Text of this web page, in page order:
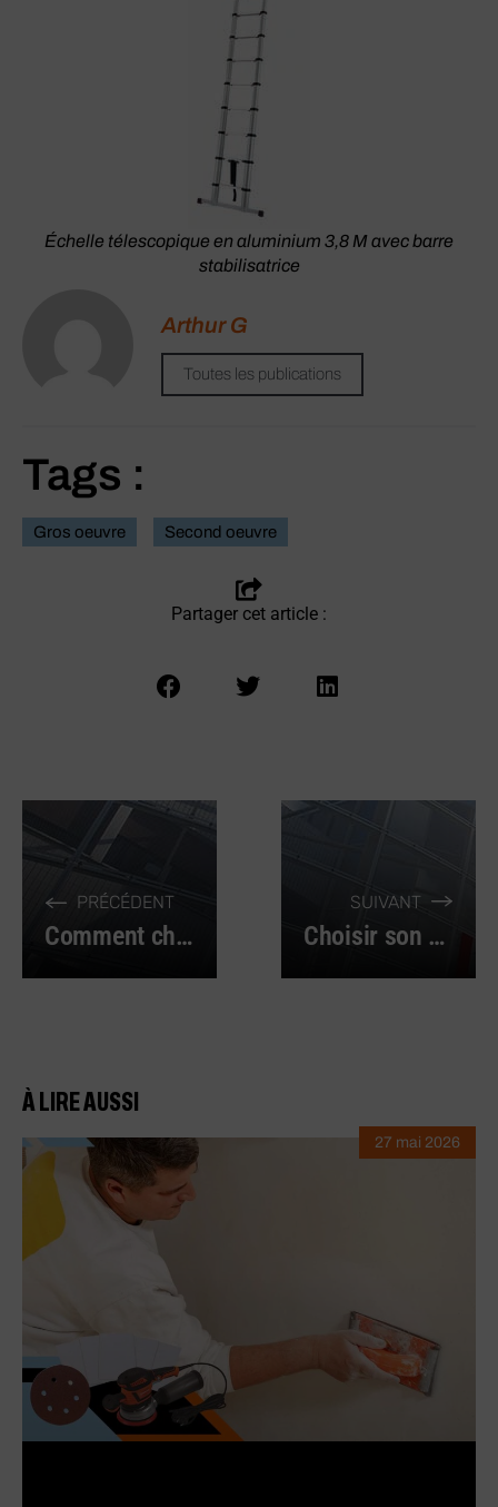
Échelle télescopique en aluminium 3,8 M avec barre
stabilisatrice
Arthur G
Toutes les publications
Tags :
Gros oeuvre Second oeuvre
Partager cet article :
PRÉCÉDENT
Comment choisir un dégraissant ?
SUIVANT
Choisir son disque diamant 230 ou 125 pour meuleuse
À LIRE AUSSI
27 mai 2026